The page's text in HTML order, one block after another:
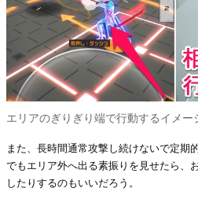
エリアのぎりぎり端で行動するイメー
また、長時間通常攻撃し続けないで定期
でもエリア外へ出る素振りを見せたら、
したりするのもいいだろう。